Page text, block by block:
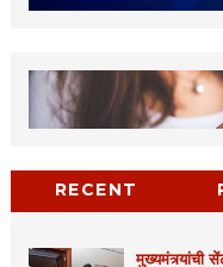
RECENT
मुख्यमंत्र्यांची